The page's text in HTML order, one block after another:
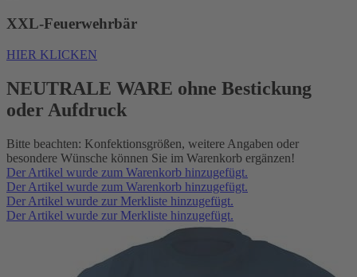
XXL-Feuerwehrbär
HIER KLICKEN
NEUTRALE WARE ohne Bestickung
oder Aufdruck
Bitte beachten: Konfektionsgrößen, weitere Angaben oder
besondere Wünsche können Sie im Warenkorb ergänzen!
Der Artikel wurde zum Warenkorb hinzugefügt.
Der Artikel wurde zum Warenkorb hinzugefügt.
Der Artikel wurde zur Merkliste hinzugefügt.
Der Artikel wurde zur Merkliste hinzugefügt.